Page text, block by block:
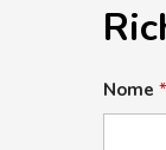
Nome *